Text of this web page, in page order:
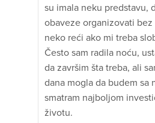
su imala neku predstavu,
obaveze organizovati bez
neko reći ako mi treba
Često sam radila noću,
da završim šta treba, ali
dana mogla da budem sa
smatram najboljom
životu.